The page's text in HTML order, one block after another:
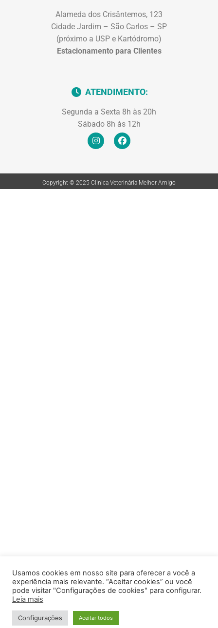
Alameda dos Crisântemos, 123
Cidade Jardim – São Carlos – SP
(próximo a USP e Kartódromo)
Estacionamento para Clientes
ATENDIMENTO:
Segunda a Sexta 8h às 20h
Sábado 8h às 12h
Copyright © 2025 Clinica Veterinária Melhor Amigo
Usamos cookies em nosso site para oferecer a você a
experiência mais relevante. “Aceitar cookies” ou você
pode visitar "Configurações de cookies" para configurar.
Leia mais
Configurações Aceitar todos